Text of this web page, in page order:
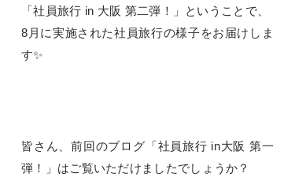
「社員旅行 in 大阪 第二弾！」ということで、
8月に実施された社員旅行の様子をお届けしま
す✨
皆さん、前回のブログ「社員旅行 in大阪 第一
弾！」はご覧いただけましたでしょうか？